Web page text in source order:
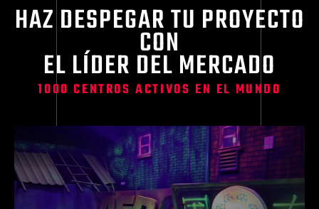
HAZ DESPEGAR TU PROYECTO
CON
EL LÍDER DEL MERCADO
1000 CENTROS ACTIVOS EN EL MUNDO